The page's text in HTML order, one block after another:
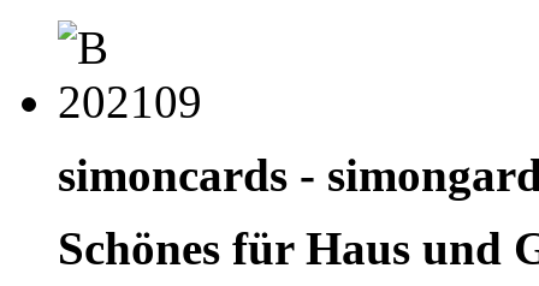
simoncards -
Schönes für Haus und